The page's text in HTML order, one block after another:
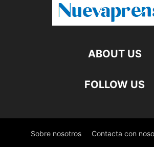
ABOUT US
FOLLOW US
Sobre nosotros Contacta con